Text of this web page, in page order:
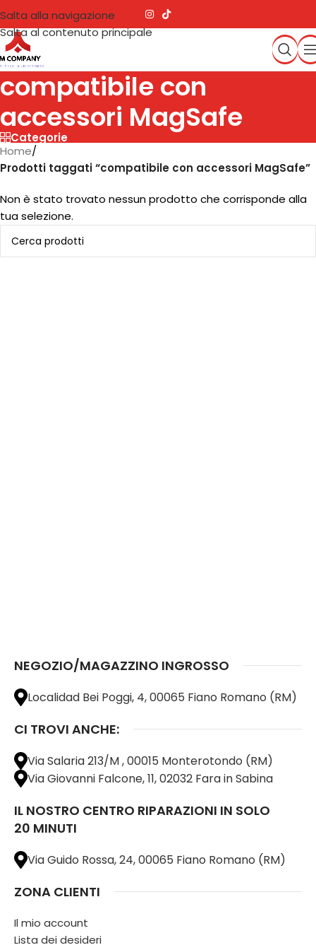
Salta alla navigazione
Salta al contenuto principale
compatibile con
accessori MagSafe
Categorie
Home/
Prodotti taggati “compatibile con accessori MagSafe”
Non è stato trovato nessun prodotto che corrisponde alla
tua selezione.
NEGOZIO/MAGAZZINO INGROSSO
Localidad Bei Poggi, 4, 00065 Fiano Romano (RM)
CI TROVI ANCHE:
Via Salaria 213/M , 00015 Monterotondo (RM)
Via Giovanni Falcone, 11, 02032 Fara in Sabina
IL NOSTRO CENTRO RIPARAZIONI IN SOLO
20 MINUTI
Via Guido Rossa, 24, 00065 Fiano Romano (RM)
ZONA CLIENTI
Il mio account
Lista dei desideri